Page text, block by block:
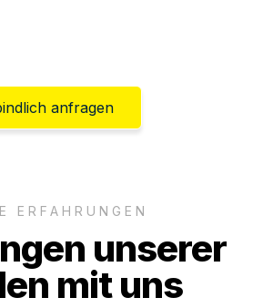
anfragen
ERFAHRUNGEN
unserer
mit uns